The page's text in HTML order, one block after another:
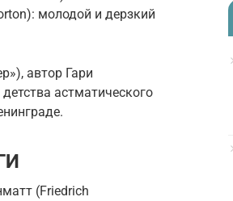
молодой и дерзкий
автор Гари
астматического
(Friedrich